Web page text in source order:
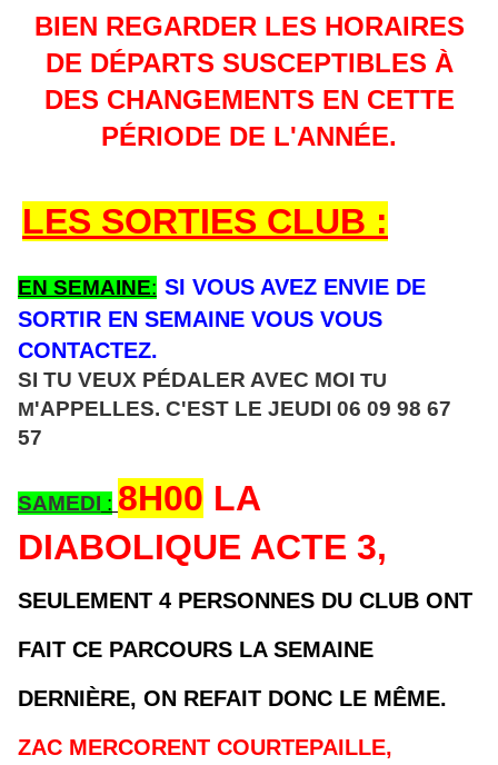
BIEN REGARDER LES HORAIRES
DE DÉPARTS SUSCEPTIBLES À
DES CHANGEMENTS EN CETTE
PÉRIODE DE L'ANNÉE.
LES SORTIES CLUB :
EN SEMAINE: SI VOUS AVEZ ENVIE DE
SORTIR EN SEMAINE VOUS VOUS
CONTACTEZ.
SI TU VEUX PÉDALER AVEC MOI TU
M'APPELLES. C'EST LE JEUDI 06 09 98 67
57
SAMEDI : 8H00 LA
DIABOLIQUE ACTE 3,
SEULEMENT 4 PERSONNES DU CLUB ONT
FAIT CE PARCOURS LA SEMAINE
DERNIÈRE, ON REFAIT DONC LE MÊME.
ZAC MERCORENT COURTEPAILLE,